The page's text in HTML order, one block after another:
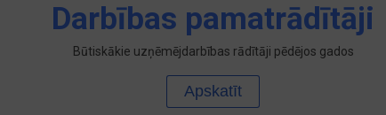
Darbības pamatrādītāji
Būtiskākie uzņēmējdarbības rādītāji pēdējos gados
Apskatīt